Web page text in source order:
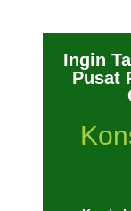
Ingin
Pusat